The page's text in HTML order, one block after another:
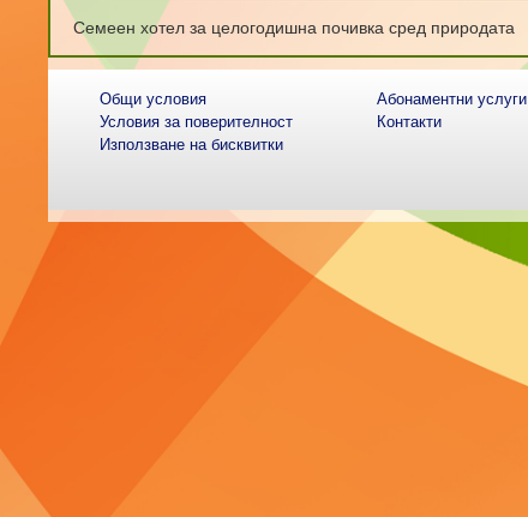
Семеен хотел за целогодишна почивка сред природата
Общи условия
Условия за поверителност
Използване на бисквитки
Абонаментни услуги
Контакти